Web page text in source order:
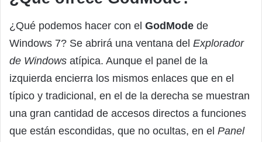
¿Qué podemos hacer con el GodMode de
Windows 7? Se abrirá una ventana del Explorador
de Windows atípica. Aunque el panel de la
izquierda encierra los mismos enlaces que en el
típico y tradicional, en el de la derecha se muestran
una gran cantidad de accesos directos a funciones
que están escondidas, que no ocultas, en el Panel